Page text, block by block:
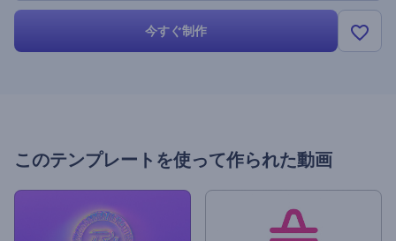
今すぐ制作
このテンプレートを使って作られた動画